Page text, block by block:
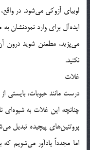
لوبیای آزوکی می‌شود. در
ایده‌آل برای وارد نمودنشان
می‌پزید، مطمئن شوید درون
نکنید.
غلات
درست مانند حبوبات، بایستی
چنانچه این غلات به شیوه‌ای
پروتئین‌های پیچیده تبدیل
اما مجدداً یادآور می‌شویم